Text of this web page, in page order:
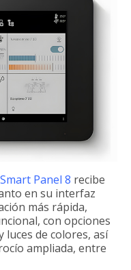
Smart Panel 8 recibe
en su interfaz
más rápida,
con opciones
de colores, así
ampliada, entre